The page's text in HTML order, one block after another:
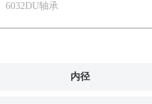
6032DU轴承
内径